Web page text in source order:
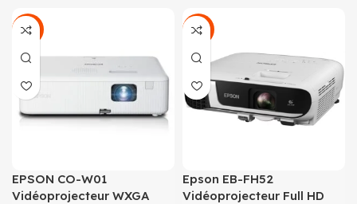
-16%
EPSON CO-W01
Vidéoprojecteur WXGA
-5%
Epson EB-FH52
Vidéoprojecteur Full HD